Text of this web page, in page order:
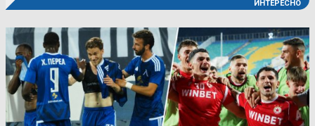
ИНТЕРЕСНО